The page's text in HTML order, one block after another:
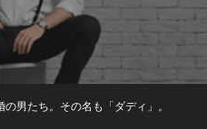
男たち。その名も「ダディ」。